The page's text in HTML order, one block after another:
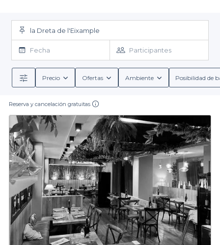
la Dreta de l'Eixample
Fecha Participantes
Precio Ofertas Ambiente Posibilidad de
Reserva y cancelación gratuitas